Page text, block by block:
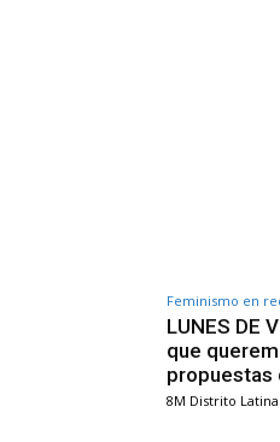
Feminismo en
LUNES DE
que
propuestas
8M Distrito Latina